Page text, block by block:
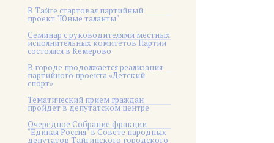
В Тайге стартовал партийный
проект "Юные таланты"
Семинар с руководителями местных
исполнительных комитетов Партии
состоялся в Кемерово
В городе продолжается реализация
партийного проекта «Детский
спорт»
Тематический прием граждан
пройдет в депутатском центре
Очередное Собрание фракции
"Единая Россия" в Совете народных
депутатов Тайгинского городского